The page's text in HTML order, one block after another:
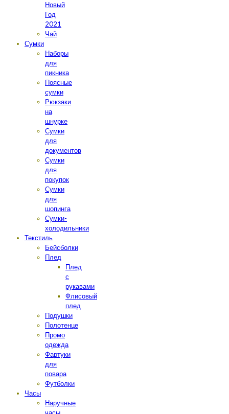
Новый
Год
2021
Чай
Сумки
Наборы
для
пикника
Поясные
сумки
Рюкзаки
на
шнурке
Сумки
для
документов
Сумки
для
покупок
Сумки
для
шопинга
Сумки-
холодильники
Текстиль
Бейсболки
Плед
Плед
с
рукавами
Флисовый
плед
Подушки
Полотенце
Промо
одежда
Фартуки
для
повара
Футболки
Часы
Наручные